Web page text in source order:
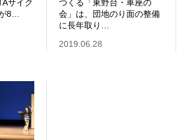
サイク
8…
つくる「東野台・車座の
会」は、団地のり面の整備
に長年取り…
2019.06.28